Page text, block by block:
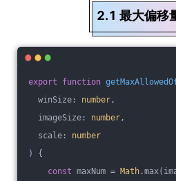
2.1 最大偏移
export function
winSize: number,
imageSize: number,
scale: number
) {
const maxNum = Math